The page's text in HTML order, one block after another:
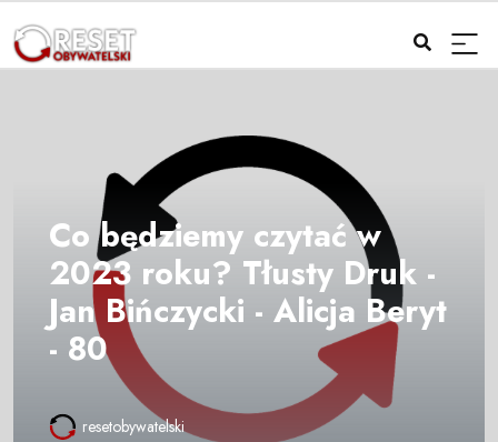
Co będziemy czytać w
2023 roku? Tłusty Druk -
Jan Bińczycki - Alicja Beryt
- 80
resetobywatelski